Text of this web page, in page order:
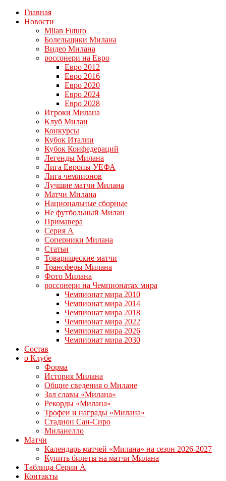
Главная
Новости
Milan Futuro
Болельщики Милана
Видео Милана
россонери на Евро
Евро 2012
Евро 2016
Евро 2020
Евро 2024
Евро 2028
Игроки Милана
Клуб Милан
Конкурсы
Кубок Италии
Кубок Конфедераций
Легенды Милана
Лига Европы УЕФА
Лига чемпионов
Лучшие матчи Милана
Матчи Милана
Национальные сборные
Не футбольный Милан
Примавера
Серия А
Соперники Милана
Статьи
Товарищеские матчи
Трансферы Милана
Фото Милана
россонери на Чемпионатах мира
Чемпионат мира 2010
Чемпионат мира 2014
Чемпионат мира 2018
Чемпионат мира 2022
Чемпионат мира 2026
Чемпионат мира 2030
Состав
о Клубе
Форма
История Милана
Общие сведения о Милане
Зал славы «Милана»
Рекорды «Милана»
Трофеи и награды «Милана»
Стадион Сан-Сиро
Миланелло
Матчи
Календарь матчей «Милана» на сезон 2026-2027
Купить билеты на матчи Милана
Таблица Серии А
Контакты